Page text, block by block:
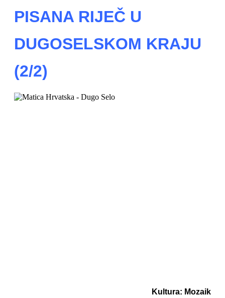
PISANA RIJEČ U
DUGOSELSKOM KRAJU
(2/2)
Kultura: Mozaik